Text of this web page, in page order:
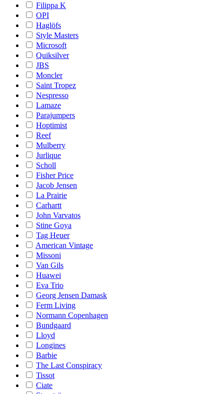
Filippa K
OPI
Haglöfs
Style Masters
Microsoft
Quiksilver
JBS
Moncler
Saint Tropez
Nespresso
Lamaze
Parajumpers
Hoptimist
Reef
Mulberry
Jurlique
Scholl
Fisher Price
Jacob Jensen
La Prairie
Carhartt
John Varvatos
Stine Goya
Tag Heuer
American Vintage
Missoni
Van Gils
Huawei
Eva Trio
Georg Jensen Damask
Ferm Living
Normann Copenhagen
Bundgaard
Lloyd
Longines
Barbie
The Last Conspiracy
Tissot
Ciate